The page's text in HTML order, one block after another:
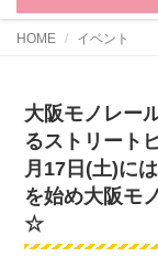
HOME イベント
大阪モノレー
るストリート
月17日(土)に
を始め大阪モ
☆